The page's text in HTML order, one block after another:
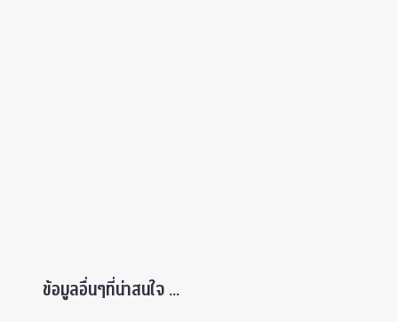
ข้อมูลอื่นๆที่น่าสนใจ ...